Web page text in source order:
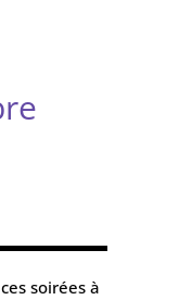
soirées à